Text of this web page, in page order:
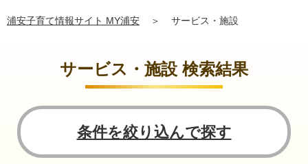
浦安子育て情報サイト MY浦安 ＞ サービス・施設
サービス・施設 検索結果
条件を絞り込んで探す